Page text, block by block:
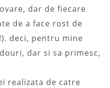
dar de fiecare
de a face rost de
deci, pentru mine
dar si sa primesc,
realizata de catre